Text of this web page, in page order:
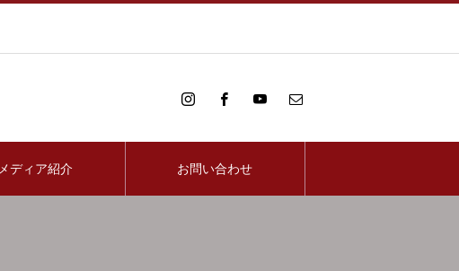
メディア紹介 お問い合わせ